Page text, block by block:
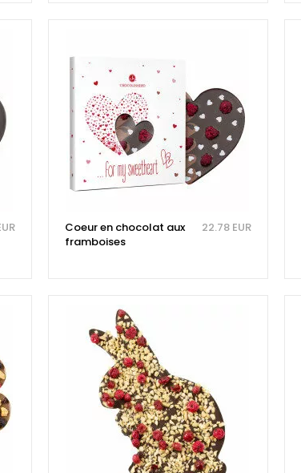
Coeur en chocolat aux
framboises
22.78 EUR